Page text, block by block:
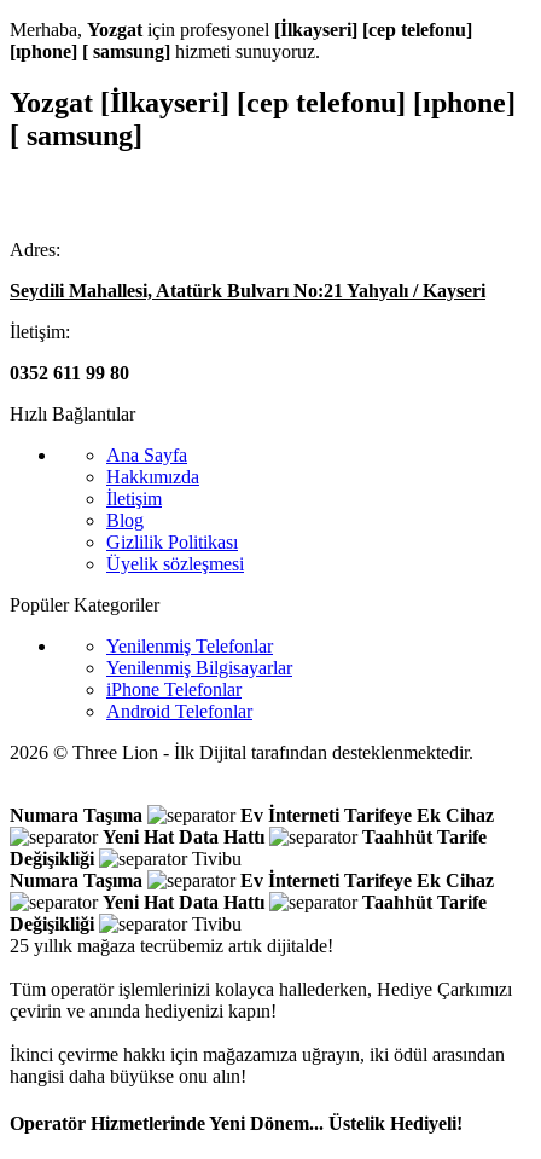
Merhaba, Yozgat için profesyonel [İlkayseri] [cep telefonu]
[ıphone] [ samsung] hizmeti sunuyoruz.
Yozgat [İlkayseri] [cep telefonu] [ıphone]
[ samsung]
Adres:
Seydili Mahallesi, Atatürk Bulvarı No:21 Yahyalı / Kayseri
İletişim:
0352 611 99 80
Hızlı Bağlantılar
Ana Sayfa
Hakkımızda
İletişim
Blog
Gizlilik Politikası
Üyelik sözleşmesi
Popüler Kategoriler
Yenilenmiş Telefonlar
Yenilenmiş Bilgisayarlar
iPhone Telefonlar
Android Telefonlar
2026 © Three Lion - İlk Dijital tarafından desteklenmektedir.
Numara Taşıma Ev İnterneti Tarifeye Ek Cihaz
Yeni Hat Data Hattı Taahhüt Tarife
Değişikliği
Tivibu
Numara Taşıma
Ev İnterneti Tarifeye Ek Cihaz
Yeni Hat Data Hattı Taahhüt Tarife
Değişikliği
Tivibu
25 yıllık mağaza tecrübemiz artık dijitalde!
Tüm operatör işlemlerinizi kolayca hallederken, Hediye Çarkımızı
çevirin ve anında hediyenizi kapın!
İkinci çevirme hakkı için mağazamıza uğrayın, iki ödül arasından
hangisi daha büyükse onu alın!
Operatör Hizmetlerinde Yeni Dönem... Üstelik Hediyeli!